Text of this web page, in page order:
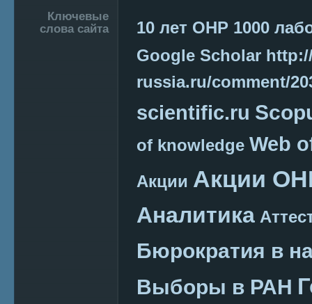
Подвал
Ключевые
слова сайта
10 лет ОНР 1000
Google Scholar
russia.ru/comment/
scientific.ru
of knowledge Web
Акции Акции
Аналитика
Бюрократия в
Выборы в РАН